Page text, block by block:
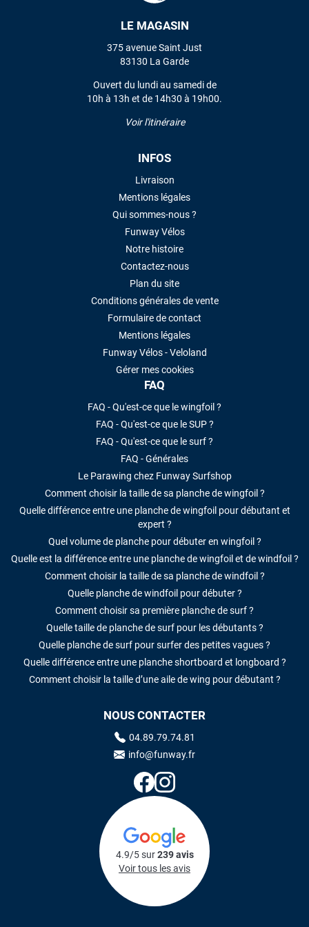
LE MAGASIN
375 avenue Saint Just
83130 La Garde
Ouvert du lundi au samedi de
10h à 13h et de 14h30 à 19h00.
Voir l'itinéraire
INFOS
Livraison
Mentions légales
Qui sommes-nous ?
Funway Vélos
Notre histoire
Contactez-nous
Plan du site
Conditions générales de vente
Formulaire de contact
Mentions légales
Funway Vélos - Veloland
Gérer mes cookies
FAQ
FAQ - Qu'est-ce que le wingfoil ?
FAQ - Qu'est-ce que le SUP ?
FAQ - Qu'est-ce que le surf ?
FAQ - Générales
Le Parawing chez Funway Surfshop
Comment choisir la taille de sa planche de wingfoil ?
Quelle différence entre une planche de wingfoil pour débutant et
expert ?
Quel volume de planche pour débuter en wingfoil ?
Quelle est la différence entre une planche de wingfoil et de windfoil ?
Comment choisir la taille de sa planche de windfoil ?
Quelle planche de windfoil pour débuter ?
Comment choisir sa première planche de surf ?
Quelle taille de planche de surf pour les débutants ?
Quelle planche de surf pour surfer des petites vagues ?
Quelle différence entre une planche shortboard et longboard ?
Comment choisir la taille d’une aile de wing pour débutant ?
NOUS CONTACTER
04.89.79.74.81
info@funway.fr
4.9/5 sur239 avis
Voir tous les avis
LAISSER UN AVIS